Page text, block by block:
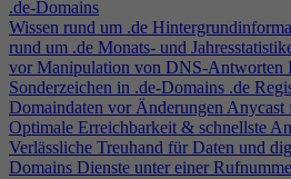
.de-Domains
Wissen rund um .de
rund um .de Monats- und
vor Manipulation von DNS-Antworten
Sonderzeichen in .de-Domains .de
Domaindaten vor ÄnderungenAnycast
Optimale Erreichbarkeit & schnellste
Verlässliche Treuhand für Daten und
Domains Dienste unter einer